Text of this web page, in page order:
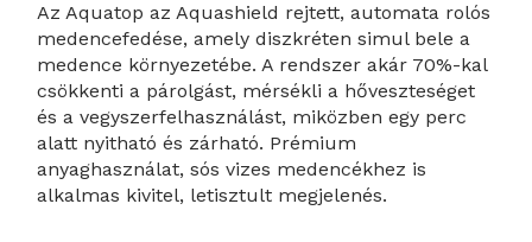
Az Aquatop az Aquashield rejtett, automata rolós
medencefedése, amely diszkréten simul bele a
medence környezetébe. A rendszer akár 70%-kal
csökkenti a párolgást, mérsékli a hőveszteséget
és a vegyszerfelhasználást, miközben egy perc
alatt nyitható és zárható. Prémium
anyaghasználat, sós vizes medencékhez is
alkalmas kivitel, letisztult megjelenés.